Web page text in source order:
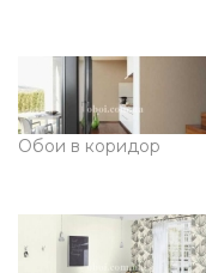
Обои в коридор